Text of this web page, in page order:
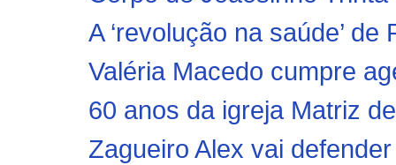
A ‘revolução na saúde’
Valéria Macedo cumpre
60 anos da igreja Matriz
Zagueiro Alex vai